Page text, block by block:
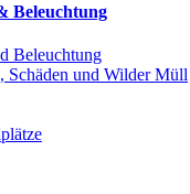
Beleuchtung
Beleuchtung
Schäden und Wilder Müll